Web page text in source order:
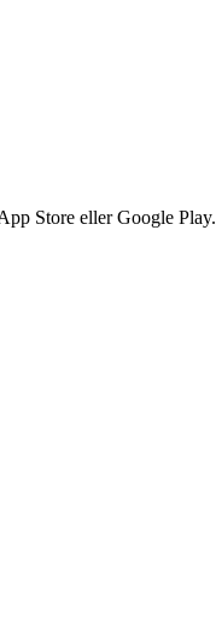
Store eller Google Play.